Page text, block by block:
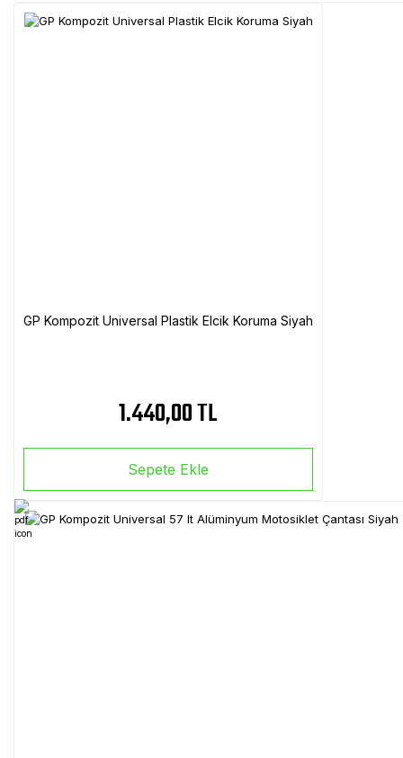
GP Kompozit Universal Plastik Elcik Koruma Siyah
1.440,00 TL
Sepete Ekle